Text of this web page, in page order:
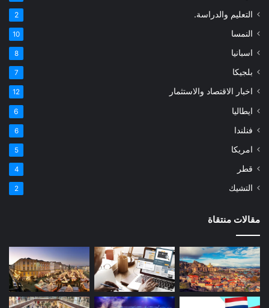
التعليم والدراسة. 2
النمسا 10
اسبانيا 8
بلجيكا 7
اخبار الاقتصاد والاستثمار 12
ايطاليا 6
فنلندا 6
امريكا 5
قطر 4
التشيك 2
مقالات منتقاة